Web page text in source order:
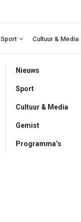
Sport Cultuur & Media
Nieuws
Sport
Cultuur & Media
Gemist
Programma’s